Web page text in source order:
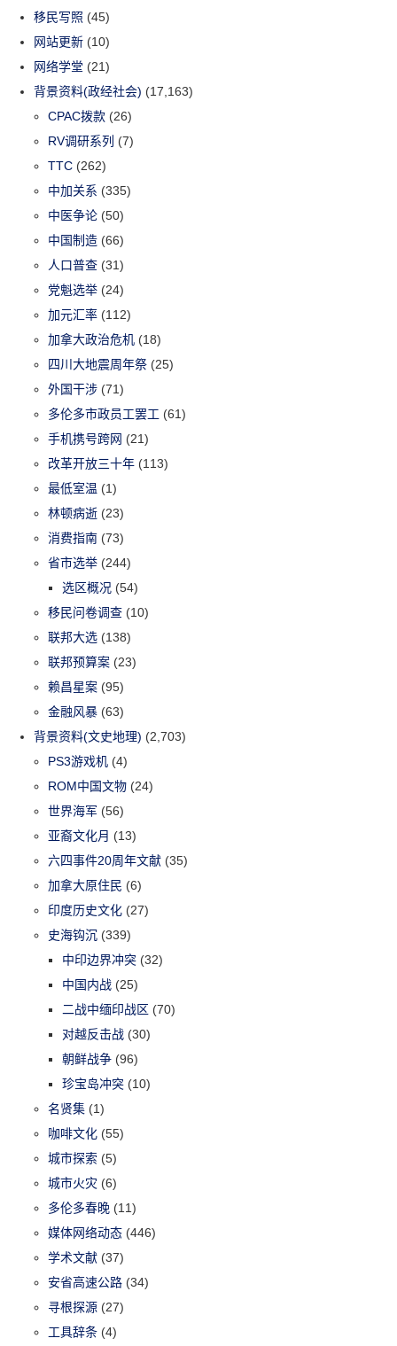
移民写照 (45)
网站更新 (10)
网络学堂 (21)
背景资料(政经社会) (17,163)
CPAC拨款 (26)
RV调研系列 (7)
TTC (262)
中加关系 (335)
中医争论 (50)
中国制造 (66)
人口普查 (31)
党魁选举 (24)
加元汇率 (112)
加拿大政治危机 (18)
四川大地震周年祭 (25)
外国干涉 (71)
多伦多市政员工罢工 (61)
手机携号跨网 (21)
改革开放三十年 (113)
最低室温 (1)
林顿病逝 (23)
消费指南 (73)
省市选举 (244)
选区概况 (54)
移民问卷调查 (10)
联邦大选 (138)
联邦预算案 (23)
赖昌星案 (95)
金融风暴 (63)
背景资料(文史地理) (2,703)
PS3游戏机 (4)
ROM中国文物 (24)
世界海军 (56)
亚裔文化月 (13)
六四事件20周年文献 (35)
加拿大原住民 (6)
印度历史文化 (27)
史海钩沉 (339)
中印边界冲突 (32)
中国内战 (25)
二战中缅印战区 (70)
对越反击战 (30)
朝鲜战争 (96)
珍宝岛冲突 (10)
名贤集 (1)
咖啡文化 (55)
城市探索 (5)
城市火灾 (6)
多伦多春晚 (11)
媒体网络动态 (446)
学术文献 (37)
安省高速公路 (34)
寻根探源 (27)
工具辞条 (4)